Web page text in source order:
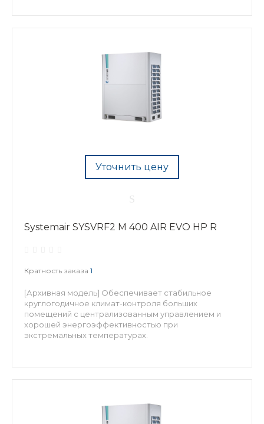
Уточнить цену
Systemair SYSVRF2 M 400 AIR EVO HP R
Кратность заказа 1
[Архивная модель] Обеспечивает стабильное
круглогодичное климат-контроля больших
помещений с централизованным управлением и
хорошей энергоэффективностью при
экстремальных температурах.